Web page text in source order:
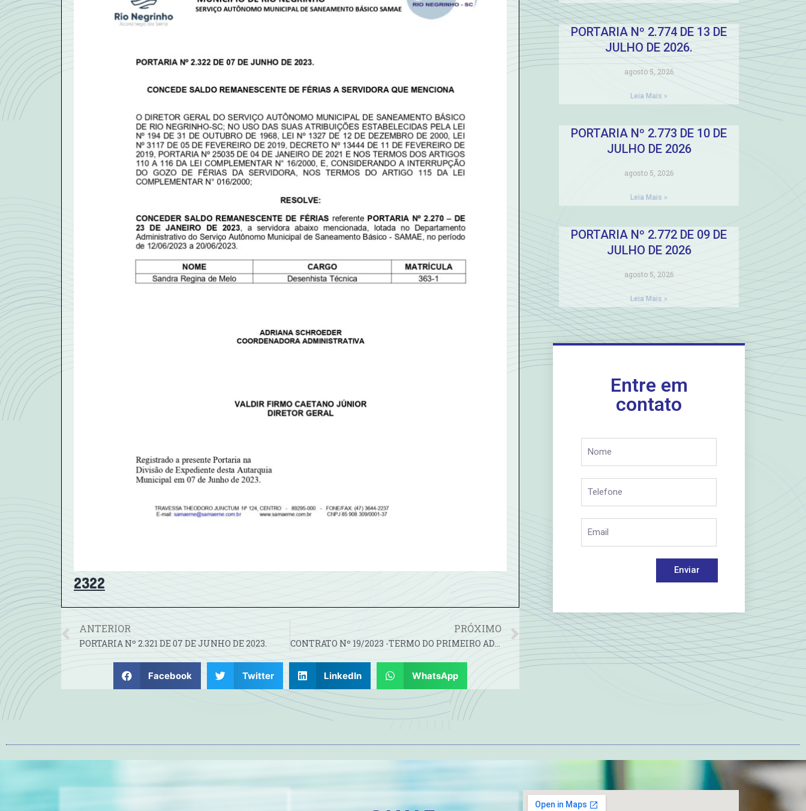
2322
ANTERIOR
PORTARIA Nº 2.321 DE 07 DE JUNHO DE 2023.
PRÓXIMO
Facebook Twitter LinkedIn WhatsApp
PORTARIA Nº 2.774 DE 13 DE
JULHO DE 2026.
agosto 5, 2026
Leia Mais »
PORTARIA Nº 2.773 DE 10 DE
JULHO DE 2026
agosto 5, 2026
Leia Mais »
PORTARIA Nº 2.772 DE 09 DE
JULHO DE 2026
agosto 5, 2026
Leia Mais »
Entre em
contato
Enviar